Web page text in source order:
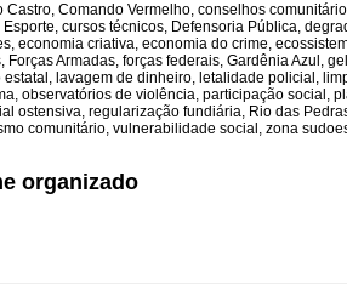
Castro, Comando Vermelho, conselhos
, cursos técnicos, Defensoria Pública,
, economia criativa, economia do crime,
, Forças Armadas, forças federais, Gardênia Azul ,
, lavagem de dinheiro, letalidade policial ,
, observatórios de violência, participação social ,
ostensiva, regularização fundiária, Rio das
comunitário, vulnerabilidade social , zona
organizado